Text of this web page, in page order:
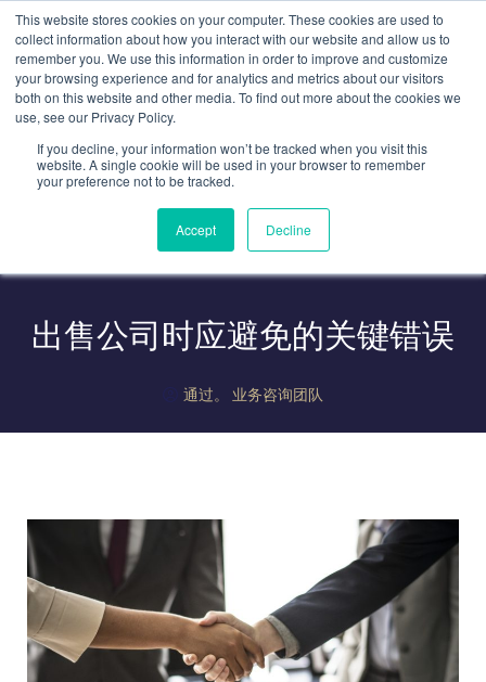
This website stores cookies on your computer. These cookies are used to
collect information about how you interact with our website and allow us to
remember you. We use this information in order to improve and customize
your browsing experience and for analytics and metrics about our visitors
both on this website and other media. To find out more about the cookies we
use, see our Privacy Policy.
If you decline, your information won’t be tracked when you visit this
website. A single cookie will be used in your browser to remember
your preference not to be tracked.
Accept Decline
出售公司时应避免的关键错误
通过。 业务咨询团队